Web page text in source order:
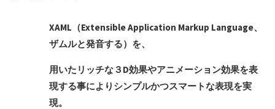
XAML（Extensible Application Markup Language、
ザムルと発音する）を、
用いたリッチな３D効果やアニメーション効果を表
現する事によりシンプルかつスマートな表現を実
現。